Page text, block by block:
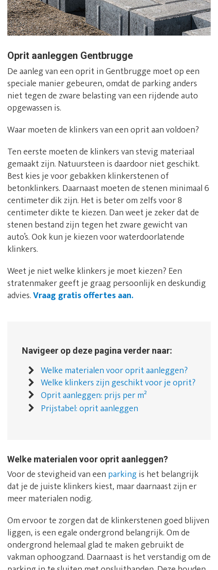
Oprit aanleggen Gentbrugge
De aanleg van een oprit in Gentbrugge moet op een
speciale manier gebeuren, omdat de parking anders
niet tegen de zware belasting van een rijdende auto
opgewassen is.
Waar moeten de klinkers van een oprit aan voldoen?
Ten eerste moeten de klinkers van stevig materiaal
gemaakt zijn. Natuursteen is daardoor niet geschikt.
Best kies je voor gebakken klinkerstenen of
betonklinkers. Daarnaast moeten de stenen minimaal 6
centimeter dik zijn. Het is beter om zelfs voor 8
centimeter dikte te kiezen. Dan weet je zeker dat de
stenen bestand zijn tegen het zware gewicht van
auto’s. Ook kun je kiezen voor waterdoorlatende
klinkers.
Weet je niet welke klinkers je moet kiezen? Een
stratenmaker geeft je graag persoonlijk en deskundig
advies.Vraag gratis offertes aan.
Navigeer op deze pagina verder naar:
Welke materialen voor oprit aanleggen?
Welke klinkers zijn geschikt voor je oprit?
Oprit aanleggen: prijs per m²
Prijstabel: oprit aanleggen
Welke materialen voor oprit aanleggen?
Voor de stevigheid van een parkingis het belangrijk
dat je de juiste klinkers kiest, maar daarnaast zijn er
meer materialen nodig.
Om ervoor te zorgen dat de klinkerstenen goed blijven
liggen, is een egale ondergrond belangrijk. Om de
ondergrond helemaal glad te maken gebruikt de
vakman ophoogzand. Daarnaast is het verstandig om de